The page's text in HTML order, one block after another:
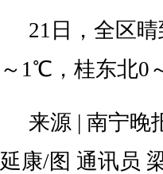
21日，全区
～1℃，桂东北0
来源 | 南宁晚
延康/图 通讯员